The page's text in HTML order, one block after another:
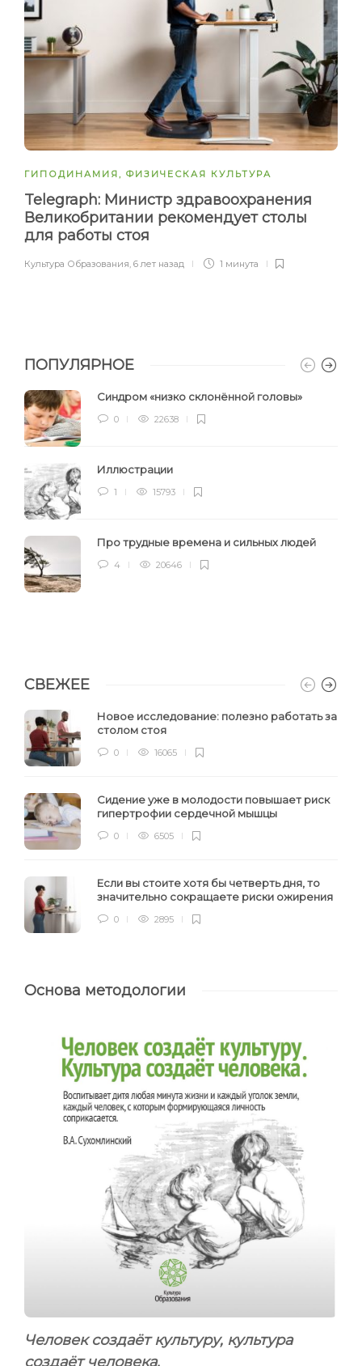
ГИПОДИНАМИЯ, ФИЗИЧЕСКАЯ КУЛЬТУРА
Telegraph: Министр здравоохранения
Великобритании рекомендует столы
для работы стоя
Культура Образования, 6 лет назад 1 минута
ПОПУЛЯРНОЕ
Синдром «низко склонённой головы»
0 22638
Иллюстрации
1 15793
Про трудные времена и сильных людей
4 20646
СВЕЖЕЕ
Новое исследование: полезно работать за
столом стоя
0 16065
Сидение уже в молодости повышает риск
гипертрофии сердечной мышцы
0 6505
Если вы стоите хотя бы четверть дня, то
значительно сокращаете риски ожирения
0 2895
Основа методологии
Человек создаёт культуру, культура
создаёт человека.